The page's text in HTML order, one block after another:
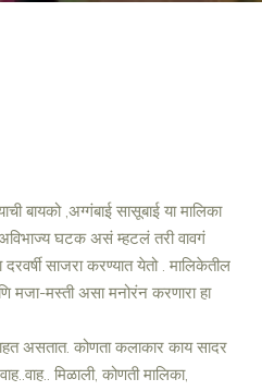
बायको ,अग्गंबाई सासूबाई या मालिका
अविभाज्य घटक असं म्हटलं तरी वावगं
साजरा करण्यात येतो . मालिकेतील
मजा-मस्ती असा मनोरंन करणारा हा
असतात. कोणता कलाकार काय सादर
मिळाली, कोणती मालिका,